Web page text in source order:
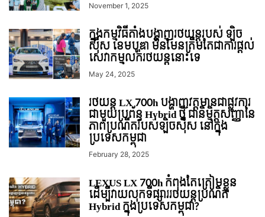
November 1, 2025
ក្នុងកម្មវិធីតាំងបង្ហាញរថយន្តរបស់ ឡិច
ស៊ឺស ខេមបូឌា មិនមែនត្រឹមតែជាការផ្ដល់
សេវាកម្មលក់រថយន្តនោះទេ
May 24, 2025
រថយន្ត LX 700h បង្ហាញវត្តមានជាផ្លូវការ
ជាមួយប្រព័ន្ធ Hybrid ថ្មី ជានិម្មិត្តសញ្ញានៃ
ភាពប្រណីតរបស់ឡិចស៊ឺស នៅក្នុង
ប្រទេសកម្ពុជា
February 28, 2025
LEXUS LX 700h កំពុងតែត្រៀមខ្លួន
ដើម្បីវាយលុកទីផ្សាររថយន្តប្រណិត
Hybrid ក្នុងប្រទេសកម្ពុជា?